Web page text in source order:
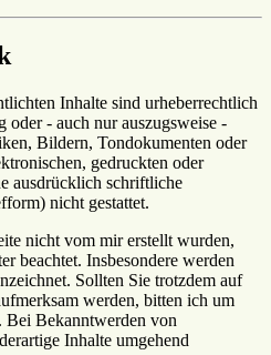
Inhalte sind urheberrechtlich
oder - auch nur auszugsweise -
Bildern, Tondokumenten oder
gedruckten oder
ausdrücklich schriftliche
nicht gestattet.
nicht vom mir erstellt wurden,
beachtet. Insbesondere werden
Sollten Sie trotzdem auf
werden, bitten ich um
Bei Bekanntwerden von
Inhalte umgehend